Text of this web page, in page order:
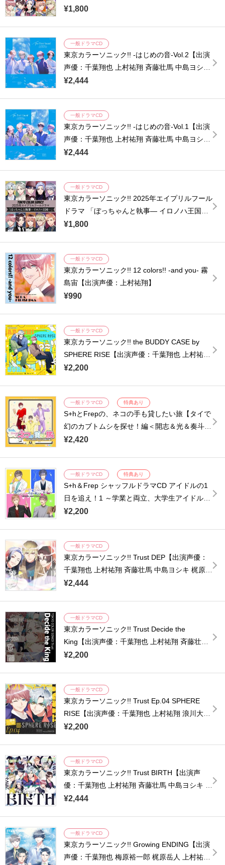
ル！」【出演声優：千葉翔也 上村祐翔 斉藤壮
¥1,800
一般ドラマCD
東京カラーソニック!! -はじめの音-Vol.2【出演
声優：千葉翔也 上村祐翔 斉藤壮馬 中島ヨシキ
梶原岳人 木村良平 武内駿輔 江口拓也 広瀬裕也
¥2,444
一般ドラマCD
東京カラーソニック!! -はじめの音-Vol.1【出演
声優：千葉翔也 上村祐翔 斉藤壮馬 中島ヨシキ
梶原岳人 木村良平 武内駿輔 江口拓也 広瀬裕也
¥2,444
一般ドラマCD
東京カラーソニック!! 2025年エイプリルフール
ドラマ 「ぼっちゃんと執事― イロノハ王国―
」【出演声優：千葉翔也 上村祐翔 斉藤壮馬 中
¥1,800
一般ドラマCD
東京カラーソニック!! 12 colors!! -and you- 霧
島宙【出演声優：上村祐翔】
¥990
一般ドラマCD
東京カラーソニック!! the BUDDY CASE by
SPHERE RISE【出演声優：千葉翔也 上村祐翔
安田陸矢 濱野大輝】
¥2,200
一般ドラマCD 特典あり
S+hとFrepの、ネコの手も貸したい旅【タイで
幻のカブトムシを探せ！編＜開志＆光＆奏斗
＞】【出演声優：木村良平 上村祐翔 石井マー
¥2,420
一般ドラマCD 特典あり
S+h＆Frep シャッフルドラマCD アイドルの1
日を追え！1 ～学業と両立、大学生アイドル編
～【出演声優：柿原徹也 逢坂良太 上村祐翔 梅
¥2,200
一般ドラマCD
東京カラーソニック!! Trust DEP【出演声優：
千葉翔也 上村祐翔 斉藤壮馬 中島ヨシキ 梶原岳
人 木村良平 武内駿輔 江口拓也 広瀬裕也 梅原
¥2,444
一般ドラマCD
東京カラーソニック!! Trust Decide the
King【出演声優：千葉翔也 上村祐翔 斉藤壮馬
中島ヨシキ 梶原岳人 木村良平 武内駿輔 江口拓
¥2,200
一般ドラマCD
東京カラーソニック!! Trust Ep.04 SPHERE
RISE【出演声優：千葉翔也 上村祐翔 浪川大輔
橘龍丸 濱野大輝】
¥2,200
一般ドラマCD
東京カラーソニック!! Trust BIRTH【出演声
優：千葉翔也 上村祐翔 斉藤壮馬 中島ヨシキ 梶
原岳人 木村良平 武内駿輔 江口拓也 広瀬裕也
¥2,444
一般ドラマCD
東京カラーソニック!! Growing ENDING【出演
声優：千葉翔也 梅原裕一郎 梶原岳人 上村祐翔